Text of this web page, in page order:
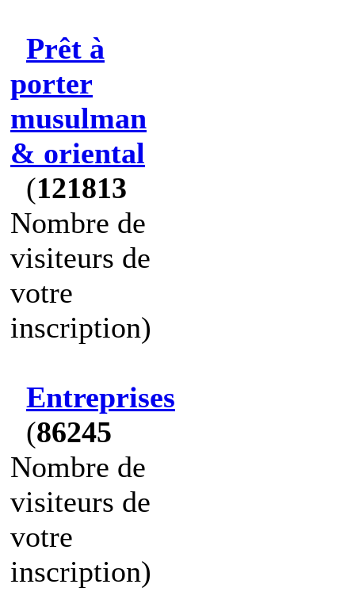
Prêt à
porter
musulman
& oriental
(121813
Nombre de
visiteurs de
votre
inscription)
Entreprises
(86245
Nombre de
visiteurs de
votre
inscription)